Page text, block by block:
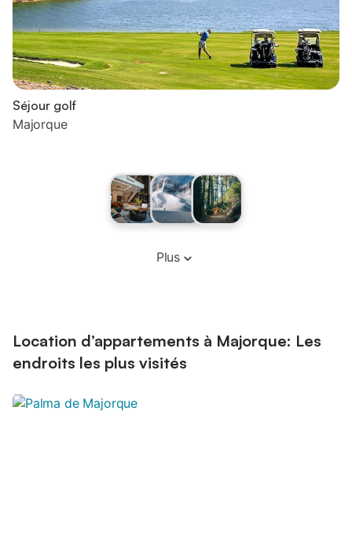
Séjour golf
Majorque
Plus
Location d’appartements à Majorque: Les
endroits les plus visités